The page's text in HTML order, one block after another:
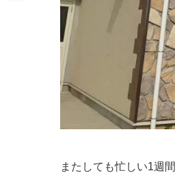
またしても忙しい1週間